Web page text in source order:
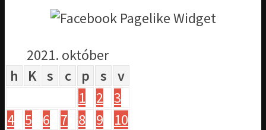
2021. október
h
K s c p s
v
1
2
3
4 5 6 7 8 9
10